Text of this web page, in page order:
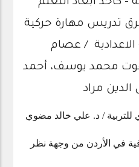
- كأحد أبعاد التعلم
تدريس مهارة حركية
الاعدادية / عصام
محمد يوسف، أحمد
الدين مراد
للتربية / د. علي خالد مضوي
في الأردن من وجهة نظر